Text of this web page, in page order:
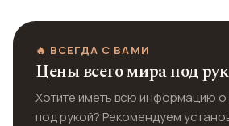
🔥 ВСЕГДА С ВАМИ
Цены всего мира под
Хотите иметь всю информацию о
под рукой? Рекомендуем